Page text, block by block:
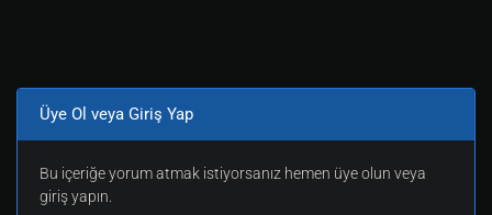
Üye Ol veya Giriş Yap
Bu içeriğe yorum atmak istiyorsanız hemen üye olun veya
giriş yapın.